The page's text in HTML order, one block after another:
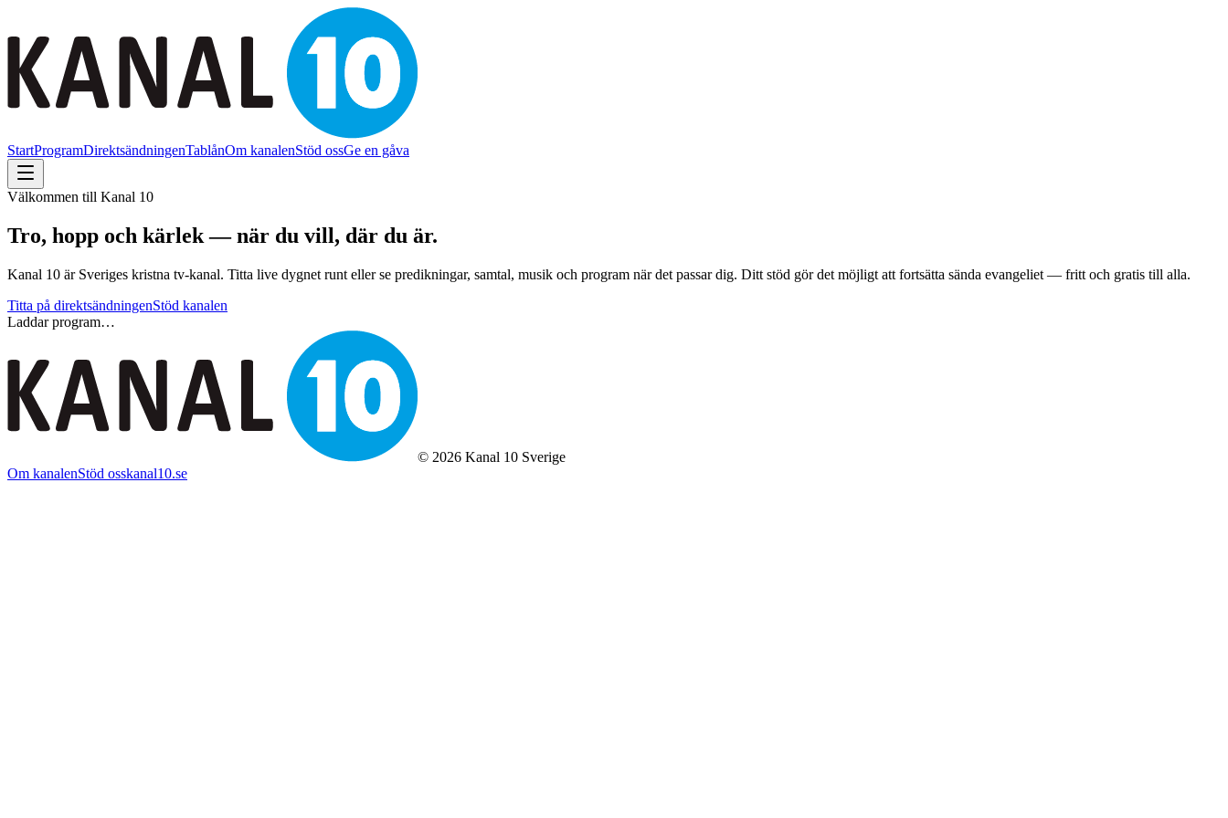
StartProgramDirektsändningenTablånOm kanalenStöd ossGe en gåva
Välkommen till Kanal 10
Tro, hopp och kärlek — när du vill, där du är.
Kanal 10 är Sveriges kristna tv-kanal. Titta live dygnet runt eller se predikningar, samtal, musik och program när det passar dig. Ditt stöd gör det möjligt att fortsätta sända evangeliet — fritt och gratis till alla.
Titta på direktsändningenStöd kanalen
Laddar program…
© 2026 Kanal 10 Sverige
Om kanalenStöd osskanal10.se